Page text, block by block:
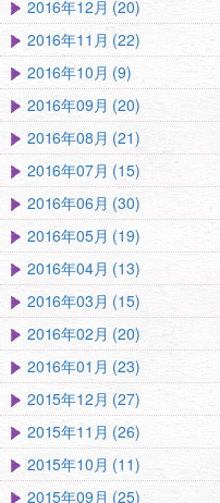
2016年12月 (20)
2016年11月 (22)
2016年10月 (9)
2016年09月 (20)
2016年08月 (21)
2016年07月 (15)
2016年06月 (30)
2016年05月 (19)
2016年04月 (13)
2016年03月 (15)
2016年02月 (20)
2016年01月 (23)
2015年12月 (27)
2015年11月 (26)
2015年10月 (11)
2015年09月 (25)